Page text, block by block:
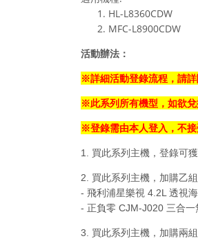
HL-L8360CDW
MFC-L8900CDW
活動辦法：
※詳細活動登錄流程，請
※此系列所有機型， 如欲
※登錄需由本人登入，不
1. 買此系列主機，登錄可
2. 買此系列主機，加購乙
- 飛利浦星樂視 4.2L 透視
- 正負零 CJM-J020 三合一
3. 買此系列主機，加購兩